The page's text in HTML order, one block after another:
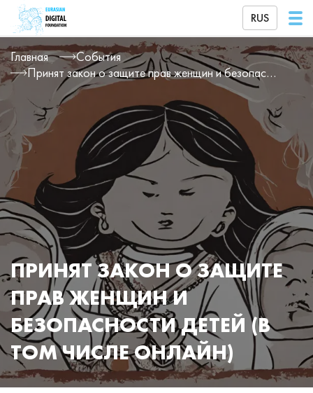
RUS
Главная
События
Принят закон о защите прав женщин и безопасности детей (в том числе онлайн)
ПРИНЯТ ЗАКОН О ЗАЩИТЕ
ПРАВ ЖЕНЩИН И
БЕЗОПАСНОСТИ ДЕТЕЙ (В
ТОМ ЧИСЛЕ ОНЛАЙН)